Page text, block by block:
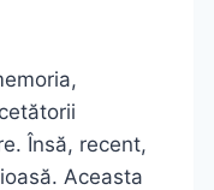
Însă, recent,
Aceasta